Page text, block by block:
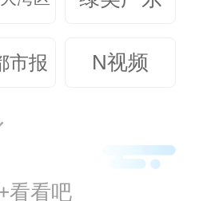
党的十八大以
特色社会主义
有了更加深刻
市报 N视频
看看吧